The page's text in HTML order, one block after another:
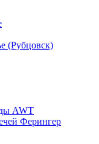
(Рубцовск)
AWT
Ферингер